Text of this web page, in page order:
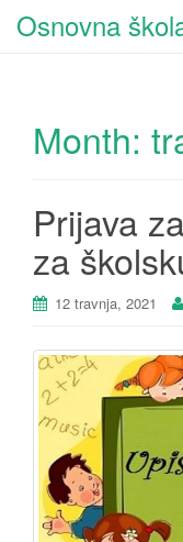
Osnovna
Month:
Prijava
za
12 travnja, 2021